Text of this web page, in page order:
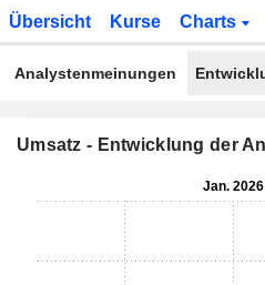
Übersicht Kurse Charts
Analystenmeinungen
Umsatz - Entwicklung der